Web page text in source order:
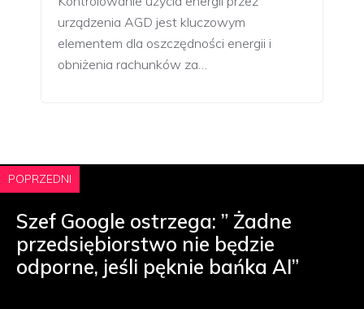
urządzenia AGD jest kluczowym
elementem dla oszczędności energii i
obniżenia rachunków za…
POPRZEDNI
Szef Google ostrzega: ” Żadne
przedsiębiorstwo nie będzie
odporne, jeśli pęknie bańka AI”